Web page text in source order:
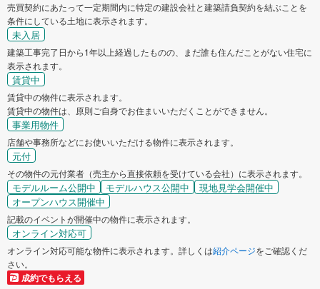
売買契約にあたって一定期間内に特定の建設会社と建築請負契約を結ぶことを
条件にしている土地に表示されます。
未入居
建築工事完了日から1年以上経過したものの、まだ誰も住んだことがない住宅に
表示されます。
賃貸中
賃貸中の物件に表示されます。
賃貸中の物件は、原則ご自身でお住まいいただくことができません。
事業用物件
店舗や事務所などにお使いいただける物件に表示されます。
元付
その物件の元付業者（売主から直接依頼を受けている会社）に表示されます。
モデルルーム公開中 モデルハウス公開中
現地見学会開催中
オープンハウス開催中
記載のイベントが開催中の物件に表示されます。
オンライン対応可
オンライン対応可能な物件に表示されます。詳しくは紹介ページをご確認くだ
さい。
成約でもらえる